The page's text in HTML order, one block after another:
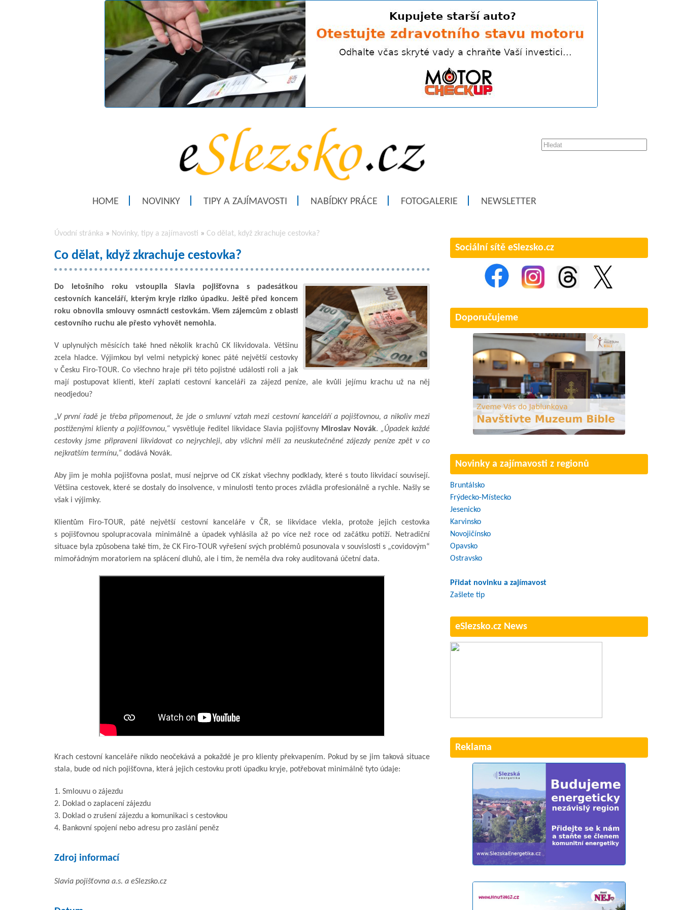
HOME NOVINKY TIPY A ZAJÍMAVOSTI NABÍDKY PRÁCE FOTOGALERIE NEWSLETTER
Úvodní stránka » Novinky, tipy a zajímavosti » Co dělat, když zkrachuje cestovka?
Co dělat, když zkrachuje cestovka?
Do letošního roku vstoupila Slavia pojišťovna s padesátkou
cestovních kanceláří, kterým kryje riziko úpadku. Ještě před koncem
roku obnovila smlouvy osmnácti cestovkám. Všem zájemcům z oblasti
cestovního ruchu ale přesto vyhovět nemohla.
V uplynulých měsících také hned několik krachů CK likvidovala. Většinu
zcela hladce. Výjimkou byl velmi netypický konec páté největší cestovky
v Česku Firo-TOUR. Co všechno hraje při této pojistné události roli a jak
mají postupovat klienti, kteří zaplatí cestovní kanceláři za zájezd peníze, ale kvůli jejímu krachu už na něj
neodjedou?
„V první řadě je třeba připomenout, že jde o smluvní vztah mezi cestovní kanceláří a pojišťovnou, a nikoliv mezi
postiženými klienty a pojišťovnou,“ vysvětluje ředitel likvidace Slavia pojišťovny Miroslav Novák. „Úpadek každé
cestovky jsme připraveni likvidovat co nejrychleji, aby všichni měli za neuskutečněné zájezdy peníze zpět v co
nejkratším termínu,“ dodává Novák.
Aby jim je mohla pojišťovna poslat, musí nejprve od CK získat všechny podklady, které s touto likvidací souvisejí.
Většina cestovek, které se dostaly do insolvence, v minulosti tento proces zvládla profesionálně a rychle. Našly se
však i výjimky.
Klientům Firo-TOUR, páté největší cestovní kanceláře v ČR, se likvidace vlekla, protože jejich cestovka
s pojišťovnou spolupracovala minimálně a úpadek vyhlásila až po více než roce od začátku potíží. Netradiční
situace byla způsobena také tím, že CK Firo-TOUR vyřešení svých problémů posunovala v souvislosti s „covidovým“
mimořádným moratoriem na splácení dluhů, ale i tím, že neměla dva roky auditovaná účetní data.
Krach cestovní kanceláře nikdo neočekává a pokaždé je pro klienty překvapením. Pokud by se jim taková situace
stala, bude od nich pojišťovna, která jejich cestovku proti úpadku kryje, potřebovat minimálně tyto údaje:
1. Smlouvu o zájezdu
2. Doklad o zaplacení zájezdu
3. Doklad o zrušení zájezdu a komunikaci s cestovkou
4. Bankovní spojení nebo adresu pro zaslání peněz
Zdroj informací
Slavia pojišťovna a.s. a eSlezsko.cz
Sociální sítě eSlezsko.cz
Doporučujeme
Novinky a zajímavosti z regionů
Bruntálsko
Frýdecko-Místecko
Jesenicko
Karvinsko
Novojičínsko
Opavsko
Ostravsko
Přidat novinku a zajímavost
Zašlete tip
eSlezsko.cz News
Reklama